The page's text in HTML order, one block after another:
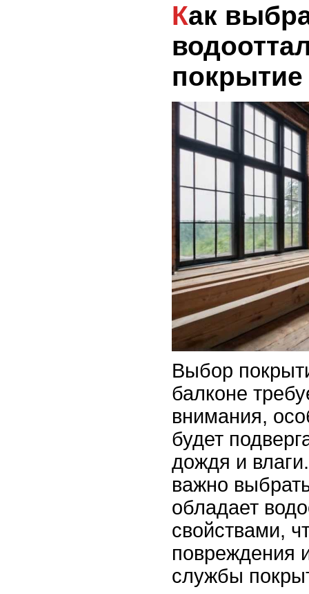
Как выбрать
Выбор
балконе
внимания,
будет
дождя и
важно
обладает
свойствами,
повреждения
службы